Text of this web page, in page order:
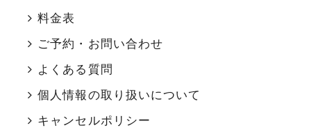
料金表
ご予約・お問い合わせ
よくある質問
個人情報の取り扱いについて
キャンセルポリシー